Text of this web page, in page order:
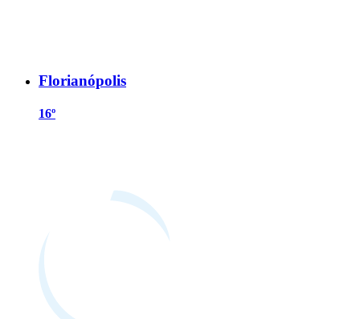
Florianópolis
16º